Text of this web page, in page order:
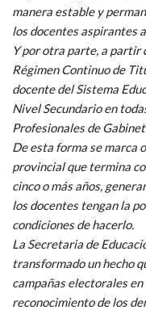
manera estable y
los docentes aspirantes
Y por otra parte, a partir
Régimen Continuo de
docente del Sistema
Nivel Secundario en
Profesionales de
De esta forma se marca
provincial que termina
cinco o más años,
los docentes tengan la
condiciones de hacerlo.
La Secretaria de
transformado un hecho
campañas electorales
reconocimiento de los